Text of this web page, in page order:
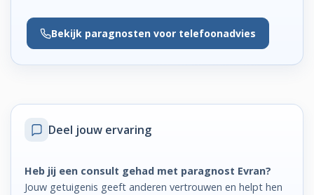
Bekijk paragnosten voor telefoonadvies
Deel jouw ervaring
Heb jij een consult gehad met paragnost Evran?
Jouw getuigenis geeft anderen vertrouwen en helpt hen